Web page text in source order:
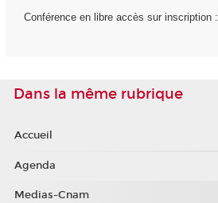
Conférence en libre accès sur inscription :
Dans la même rubrique
Accueil
Agenda
Medias-Cnam